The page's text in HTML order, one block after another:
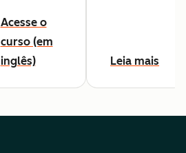
Acesse o
curso (em
inglês)
Leia mais